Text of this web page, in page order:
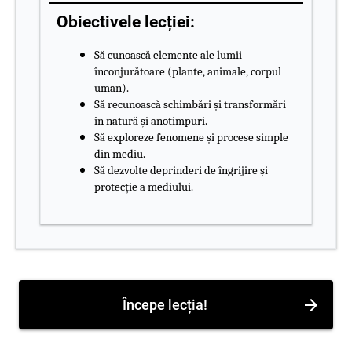
Obiectivele lecției:
Să cunoască elemente ale lumii
înconjurătoare (plante, animale, corpul
uman).
Să recunoască schimbări și transformări
în natură și anotimpuri.
Să exploreze fenomene și procese simple
din mediu.
Să dezvolte deprinderi de îngrijire și
protecție a mediului.
Începe lecția!